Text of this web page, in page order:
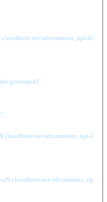
sdcommons_npl-
generated)"
,
sdcommons_npl-
sdcommons_npl-